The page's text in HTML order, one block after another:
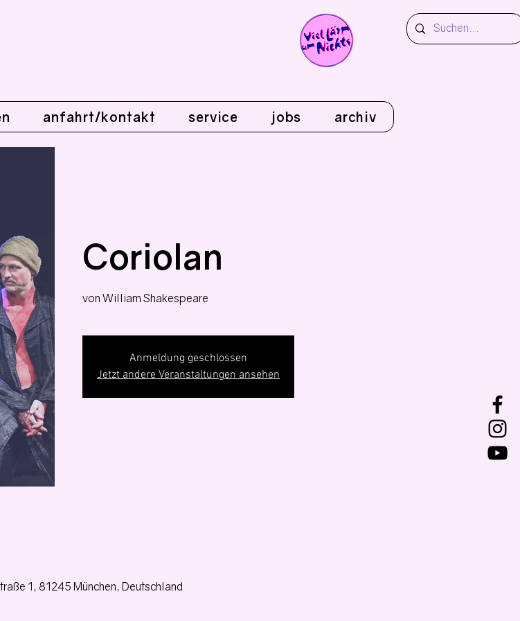
anfahrt/kontakt service jobs archiv
Coriolan
von William Shakespeare
Anmeldung geschlossen
Jetzt andere Veranstaltungen ansehen
1, 81245 München, Deutschland